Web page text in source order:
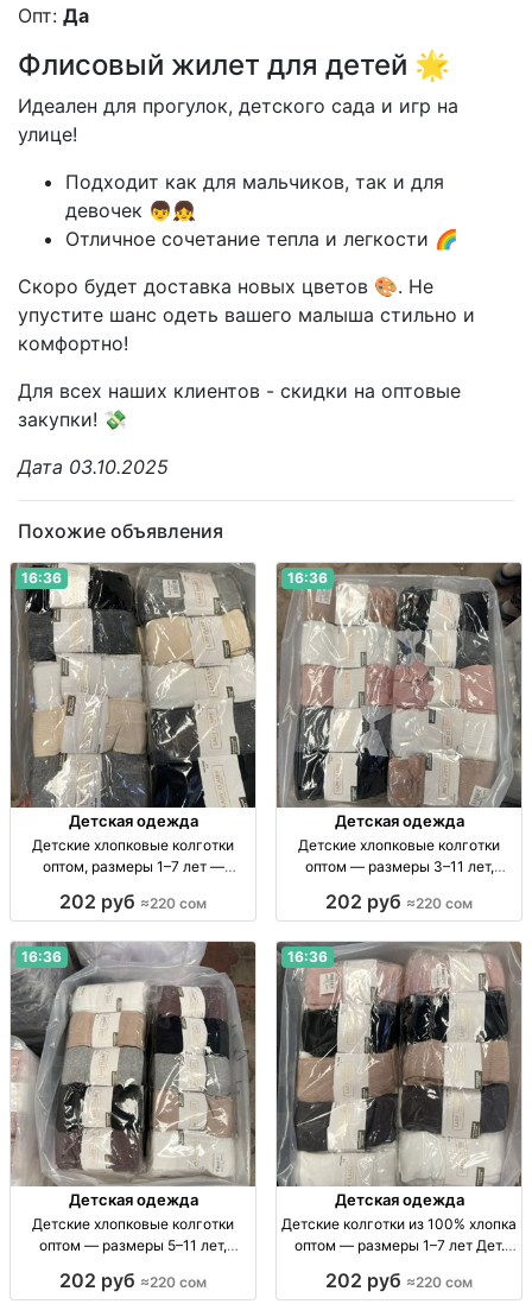
Опт: Да
Флисовый жилет для детей 🌟
Идеален для прогулок, детского сада и игр на
улице!
Подходит как для мальчиков, так и для
девочек 👦👧
Отличное сочетание тепла и легкости 🌈
Скоро будет доставка новых цветов 🎨. Не
упустите шанс одеть вашего малыша стильно и
комфортно!
Для всех наших клиентов - скидки на оптовые
закупки! 💸
Дата 03.10.2025
Похожие объявления
16:36
Детская одежда
Детские хлопковые колготки
оптом, размеры 1–7 лет —
колготки, р-ры 1–3, 3–5, 5–7 лет,
202 руб ≈220 сом
16:36
Детская одежда
Детские хлопковые колготки
оптом — размеры 3–11 лет,
колготки оптом, р-ры 3–11 лет,
202 руб ≈220 сом
16:36
Детская одежда
Детские хлопковые колготки
оптом — размеры 5–11 лет,
колготки, р-р 5–7, 7–9, 9–11 лет,
202 руб ≈220 сом
16:36
Детская одежда
Детские колготки из 100% хлопка
оптом — размеры 1–7 лет Дет.
лет, уп. 10 шт.
202 руб ≈220 сом